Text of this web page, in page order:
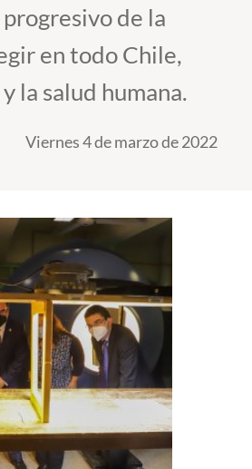
de la
en todo Chile,
la salud humana.
Viernes 4 de marzo de 2022